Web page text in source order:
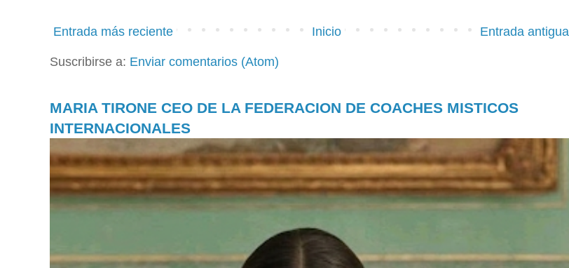
Entrada más reciente Entrada antigua
Inicio
Suscribirse a: Enviar comentarios (Atom)
MARIA TIRONE CEO DE LA FEDERACION DE COACHES MISTICOS
INTERNACIONALES